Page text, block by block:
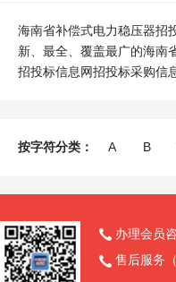
海南省补偿式电力稳压器招
新、最全、覆盖最广的海南
招投标信息网招投标采购信
按字符分类： A B
 办理会员
 售后服务